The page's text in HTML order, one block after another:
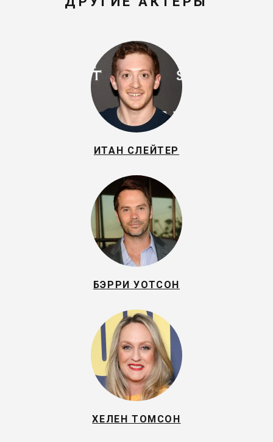
ИТАН СЛЕЙТЕР
БЭРРИ УОТСОН
ХЕЛЕН ТОМСОН